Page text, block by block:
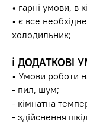
• гарні умови, в
• є все
холодильник;
ℹ️ ДОДАТКОВІ
• Умови роботи
- пил, шум;
- кімнатна
- здійснення